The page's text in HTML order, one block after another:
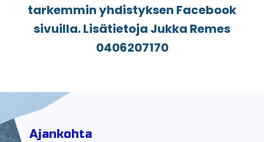
tarkemmin yhdistyksen Facebook
sivuilla. Lisätietoja Jukka Remes
0406207170
Ajankohta